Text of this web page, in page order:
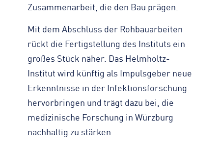
Zusammenarbeit, die den Bau prägen.
Mit dem Abschluss der Rohbauarbeiten
rückt die Fertigstellung des Instituts ein
großes Stück näher. Das Helmholtz-
Institut wird künftig als Impulsgeber neue
Erkenntnisse in der Infektionsforschung
hervorbringen und trägt dazu bei, die
medizinische Forschung in Würzburg
nachhaltig zu stärken.